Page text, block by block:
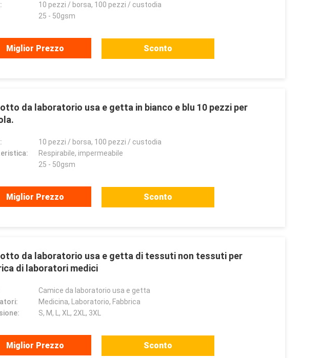
10 pezzi / borsa, 100 pezzi / custodia
25 - 50gsm
Miglior Prezzo Sconto
da laboratorio usa e getta in bianco e blu 10 pezzi per
10 pezzi / borsa, 100 pezzi / custodia
Respirabile, impermeabile
25 - 50gsm
Miglior Prezzo Sconto
da laboratorio usa e getta di tessuti non tessuti per
di laboratori medici
Camice da laboratorio usa e getta
Medicina, Laboratorio, Fabbrica
S, M, L, XL, 2XL, 3XL
Miglior Prezzo Sconto